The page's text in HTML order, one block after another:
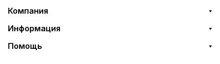
Компания
Информация
Помощь